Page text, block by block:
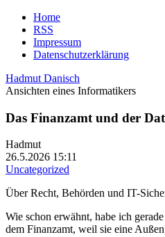
Home
RSS
Impressum
Datenschutzerklärung
Hadmut Danisch
Ansichten eines Informatikers
Das Finanzamt und der
Hadmut
26.5.2026 15:11
Uncategorized
Über Recht, Behörden und IT-
Wie schon erwähnt, habe ich
dem Finanzamt, weil sie eine